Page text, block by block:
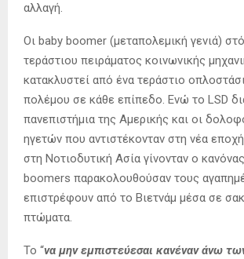
αλλαγή.
Οι baby boomer (μεταπολεμική γενιά)
τεράστιου πειράματος κοινωνικής
κατακλυστεί από ένα τεράστιο
πολέμου σε κάθε επίπεδο. Ενώ το LSD
πανεπιστήμια της Αμερικής και οι
ηγετών που αντιστέκονταν στη νέα
στη Νοτιοδυτική Ασία γίνονταν ο
boomers παρακολουθούσαν τους
επιστρέφουν από το Βιετνάμ μέσα σε
πτώματα.
Το “να μην εμπιστεύεσαι κανέναν άνω